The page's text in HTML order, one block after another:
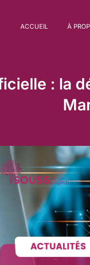
ACCUEIL À
: la